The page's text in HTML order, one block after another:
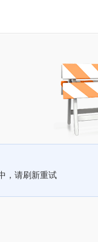
，请刷新重试